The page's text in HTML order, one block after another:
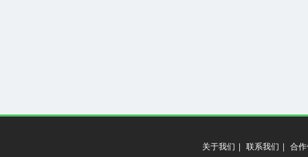
关于我们 | 联系我们 | 合